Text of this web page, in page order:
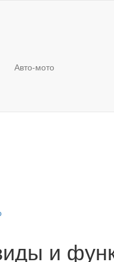
Авто-мото
и